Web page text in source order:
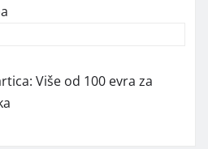
Više od 100 evra za